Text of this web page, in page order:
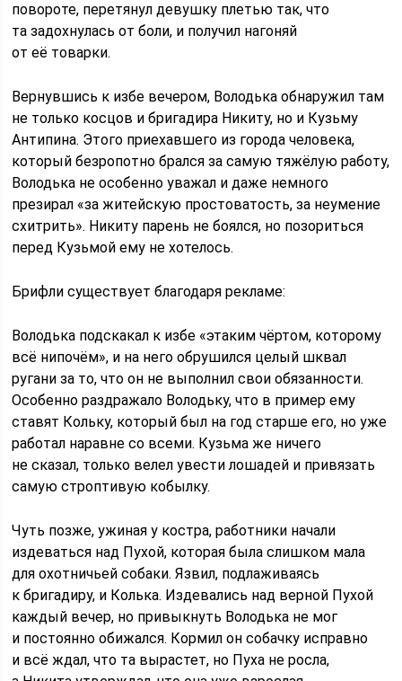
повороте, перетянул девушку плетью так, что
та задохнулась от боли, и получил нагоняй
от её товарки.
Вернувшись к избе вечером, Володька обнаружил там
не только косцов и бригадира Никиту, но и Кузьму
Антипина. Этого приехавшего из города человека,
который безропотно брался за самую тяжёлую работу,
Володька не особенно уважал и даже немного
презирал «за житейскую простоватость, за неумение
схитрить». Никиту парень не боялся, но позориться
перед Кузьмой ему не хотелось.
Брифли существует благодаря рекламе:
Володька подскакал к избе «этаким чёртом, которому
всё нипочём», и на него обрушился целый шквал
ругани за то, что он не выполнил свои обязанности.
Особенно раздражало Володьку, что в пример ему
ставят Кольку, который был на год старше его, но уже
работал наравне со всеми. Кузьма же ничего
не сказал, только велел увести лошадей и привязать
самую строптивую кобылку.
Чуть позже, ужиная у костра, работники начали
издеваться над Пухой, которая была слишком мала
для охотничьей собаки. Язвил, подлаживаясь
к бригадиру, и Колька. Издевались над верной Пухой
каждый вечер, но привыкнуть Володька не мог
и постоянно обижался. Кормил он собачку исправно
и всё ждал, что та вырастет, но Пуха не росла,